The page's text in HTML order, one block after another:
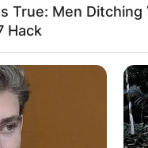
цивилизациите
Прочитај
True: Men Ditching
Hack